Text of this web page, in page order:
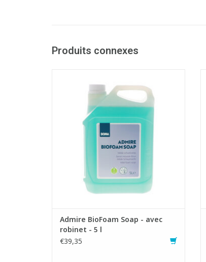
Produits connexes
- Action de longe durée: un nettoyage en
profondeur et une protection à long
terme des mains
- Respectueux de l'environnement: 32% de
plastique en moins par rapport aux
cartouches 5x1l
- Economique: le savon mousse assure un
AJOUTER AU PANIER
Admire BioFoam Soap - avec
robinet - 5 l
€39,35